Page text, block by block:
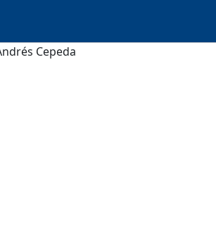
Cepeda